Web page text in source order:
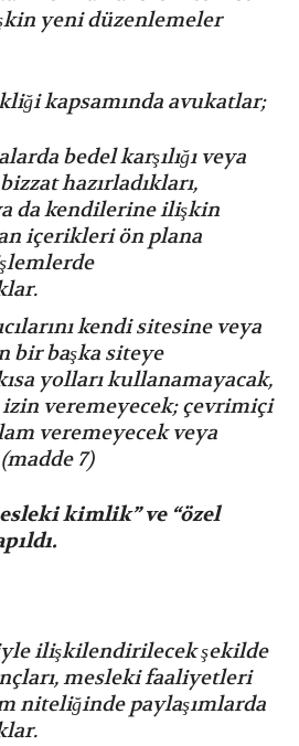
yeni düzenlemeler
kapsamında avukatlar;
bedel karşılığı veya
hazırladıkları,
da kendilerine ilişkin
içerikleri ön plana
kendi sitesine veya
bir başka siteye
yolları kullanamayacak,
veremeyecek; çevrimiçi
veremeyecek veya
7)
kimlik” ve “özel
ilişkilendirilecek şekilde
mesleki faaliyetleri
niteliğinde paylaşımlarda